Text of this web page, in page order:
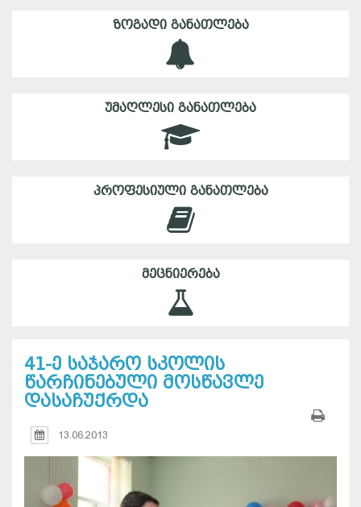
ᲖᲝᲒᲐᲓᲘ ᲒᲐᲜᲐᲗᲚᲔᲑᲐ
ᲣᲛᲐᲦᲚᲔᲡᲘ ᲒᲐᲜᲐᲗᲚᲔᲑᲐ
ᲞᲠᲝᲤᲔᲡᲘᲣᲚᲘ ᲒᲐᲜᲐᲗᲚᲔᲑᲐ
ᲛᲔᲪᲜᲘᲔᲠᲔᲑᲐ
41-ე საჯარო სკოლის
წარჩინებული მოსწავლე
დასაჩუქრდა
13.06.2013